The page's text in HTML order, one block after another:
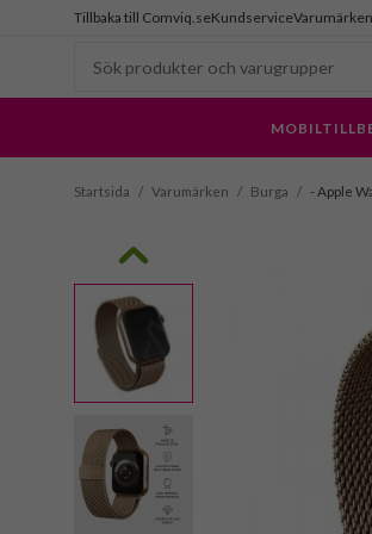
Tillbaka till Comviq.seKundserviceVarumärken
Startsida / Varumärken / Burga / - Apple